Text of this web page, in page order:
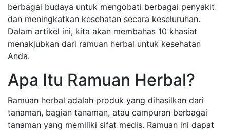
berbagai budaya untuk mengobati berbagai penyakit
dan meningkatkan kesehatan secara keseluruhan.
Dalam artikel ini, kita akan membahas 10 khasiat
menakjubkan dari ramuan herbal untuk kesehatan
Anda.
Apa Itu Ramuan Herbal?
Ramuan herbal adalah produk yang dihasilkan dari
tanaman, bagian tanaman, atau campuran berbagai
tanaman yang memiliki sifat medis. Ramuan ini dapat